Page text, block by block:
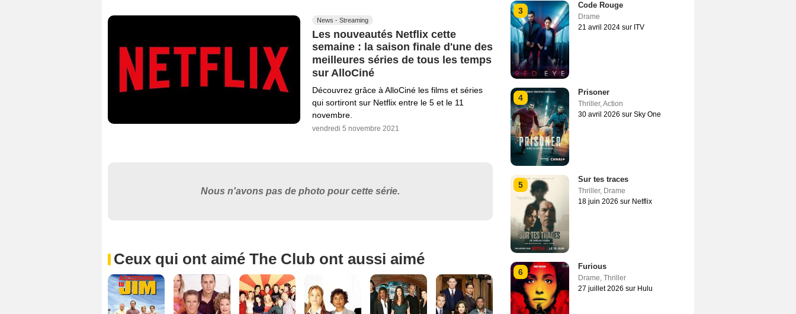
News - Streaming
Les nouveautés Netflix cette
semaine : la saison finale d'une des
meilleures séries de tous les temps
sur AlloCiné
Découvrez grâce à AlloCiné les films et séries
qui sortiront sur Netflix entre le 5 et le 11
novembre.
vendredi 5 novembre 2021
Nous n'avons pas de photo pour cette série.
Ceux qui ont aimé The Club ont aussi aimé
3
Code Rouge
Drame
21 avril 2024 sur ITV
4
Prisoner
Thriller,Action
30 avril 2026 sur Sky One
5
Sur tes traces
Thriller, Drame
18 juin 2026 sur Netflix
6
Furious
Drame, Thriller
27 juillet 2026 sur Hulu